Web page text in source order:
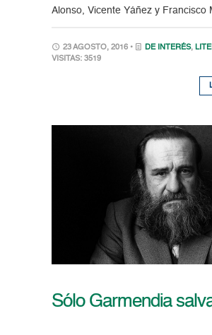
Alonso, Vicente Yáñez y Francisco
23 AGOSTO, 2016 • DE INTERÉS,
VISITAS: 3519
Sólo Garmendia